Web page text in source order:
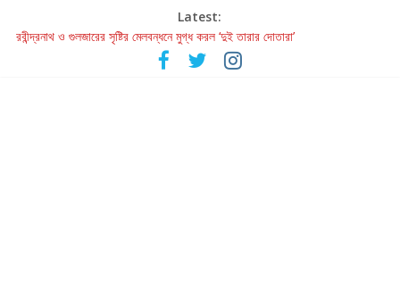
Latest:
হাওয়া বদলের টলিউডে ‘তুমি এলে তাই’
রবীন্দ্রনাথ ও গুলজারের সৃষ্টির মেলবন্ধনে মুগ্ধ করল ‘দুই তারার দোতারা’
কলের গান থেকে রীলস্ — বাঙালির গান শোনার বিবর্তনের গল্প